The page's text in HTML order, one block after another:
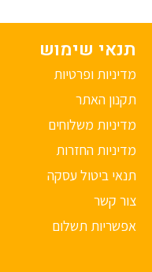
שימוש
ופרטיות
האתר
משלוחים
החזרות
ביטול עסקה
קשר
תשלום